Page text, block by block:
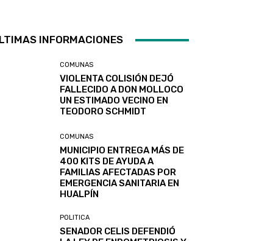
INFORMACIONES
COMUNAS
VIOLENTA COLISIÓN DEJÓ
FALLECIDO A DON MOLLOCO
UN ESTIMADO VECINO EN
TEODORO SCHMIDT
COMUNAS
MUNICIPIO ENTREGA MÁS DE
400 KITS DE AYUDA A
FAMILIAS AFECTADAS POR
EMERGENCIA SANITARIA EN
HUALPÍN
POLITICA
SENADOR CELIS DEFENDIÓ